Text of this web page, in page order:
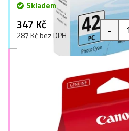
Skladem
347 Kč
287 Kč bez DPH -